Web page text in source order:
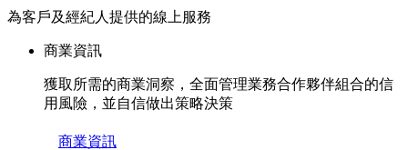
為客戶及經紀人提供的線上服務
商業資訊
獲取所需的商業洞察，全面管理業務合作夥伴組合的信
用風險，並自信做出策略決策
商業資訊